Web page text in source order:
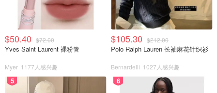
$50.40 $72.00
Yves Saint Laurent 裸粉管
Myer 1177人感兴趣
$105.30 $212.00
Polo Ralph Lauren 长袖麻花针织衫
Bernardelli 1027人感兴趣
5 6